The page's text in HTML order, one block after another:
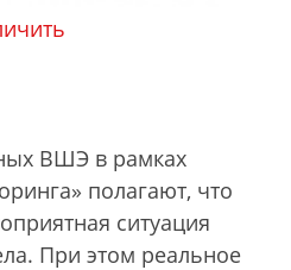
ВШЭ в рамках
полагают, что
ситуация
При этом реальное